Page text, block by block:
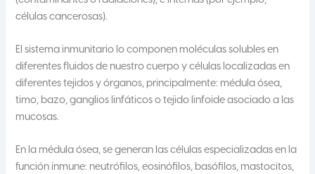
células cancerosas).
El sistema inmunitario lo componen moléculas solubles en
diferentes fluidos de nuestro cuerpo y células localizadas en
diferentes tejidos y órganos, principalmente: médula ósea,
timo, bazo, ganglios linfáticos o tejido linfoide asociado a las
mucosas.
En la médula ósea, se generan las células especializadas en la
función inmune: neutrófilos, eosinófilos, basófilos, mastocitos,